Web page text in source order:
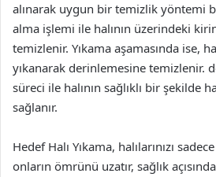
alınarak uygun bir temizlik yöntemi
alma işlemi ile halının üzerindeki
temizlenir. Yıkama aşamasında ise,
yıkanarak derinlemesine temizlenir.
süreci ile halının sağlıklı bir şekilde
sağlanır.
Hedef Halı Yıkama, halılarınızı
onların ömrünü uzatır, sağlık